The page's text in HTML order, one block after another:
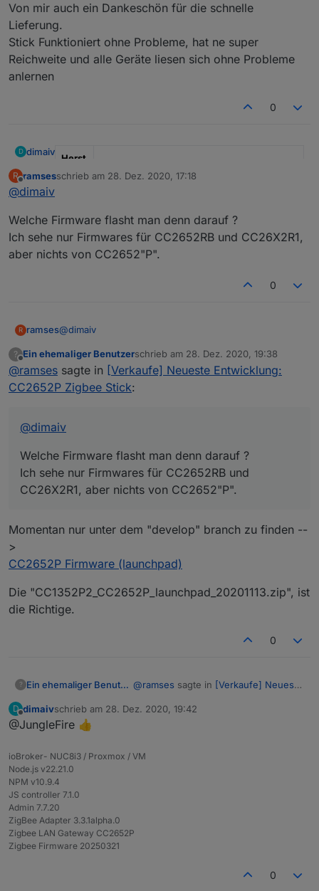
Von mir auch ein Dankeschön für die schnelle
Lieferung.
Stick Funktioniert ohne Probleme, hat ne super
Reichweite und alle Geräte liesen sich ohne Probleme
anlernen
0
D dimaiv
Herst
eller
" Ich "
Anza
hl
Sofort verfügbar
Versa
Besc
hreib
ung
"Leistungsstarke ZigBee Stick mit Z-Stack
3.x.0, Update über USB, mit 3 dBi Antenne
und Gehäuse"
Hier geht's zum CC2538+CC2592 Stick
R
Offline
ramsesschrieb am 28. Dez. 2020, 17:18
zuletzt editiert von
@dimaiv
Welche Firmware flasht man denn darauf ?
Ich sehe nur Firmwares für CC2652RB und CC26X2R1,
aber nichts von CC2652"P".
0
R ramses@dimaiv
Welche Firmware flasht man denn darauf ?
Ich sehe nur Firmwares für CC2652RB und CC26X2R1,
aber nichts von CC2652"P".
? Ein ehemaliger Benutzerschrieb am 28. Dez. 2020, 19:38
zuletzt editiert von
@ramses sagte in [Verkaufe] Neueste Entwicklung:
CC2652P Zigbee Stick:
@dimaiv
Welche Firmware flasht man denn darauf ?
Ich sehe nur Firmwares für CC2652RB und
CC26X2R1, aber nichts von CC2652"P".
Momentan nur unter dem "develop" branch zu finden --
>
CC2652P Firmware (launchpad)
Die "CC1352P2_CC2652P_launchpad_20201113.zip", ist
die Richtige.
0
? Ein ehemaliger Benutzer @ramses sagte in [Verkaufe] Neueste
denn darauf ?
branch zu finden -->
D
Offline
dimaivschrieb am 28. Dez. 2020, 19:42
zuletzt editiert von
@JungleFire 👍
ioBroker- NUC8i3 / Proxmox / VM
Node.js v22.21.0
NPM v10.9.4
JS controller 7.1.0
Admin 7.7.20
ZigBee Adapter 3.3.1alpha.0
Zigbee LAN Gateway CC2652P
Zigbee Firmware 20250321
0